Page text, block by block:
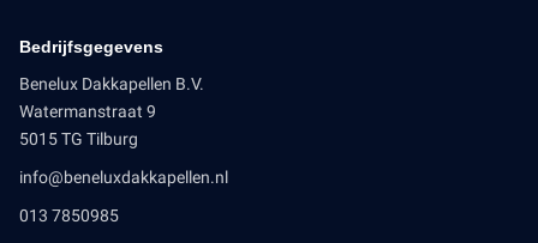
Bedrijfsgegevens
Benelux Dakkapellen B.V.
Watermanstraat 9
5015 TG Tilburg
info@beneluxdakkapellen.nl
013 7850985